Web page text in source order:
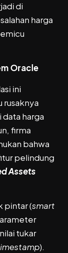
di
harga
Oracle
ini
rusaknya
harga
firma
bahwa
pelindung
Assets
pintar (smart
tukar
).